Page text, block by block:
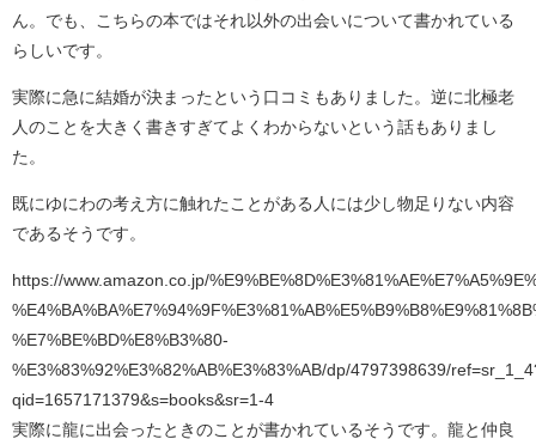
ん。でも、こちらの本ではそれ以外の出会いについて書かれている
らしいです。
実際に急に結婚が決まったという口コミもありました。逆に北極老
人のことを大きく書きすぎてよくわからないという話もありまし
た。
既にゆにわの考え方に触れたことがある人には少し物足りない内容
であるそうです。
https://www.amazon.co.jp/
%E7%BE%BD%E8%B3%80-
%E3%83%92%E3%82%AB%E3%83%AB/dp/4797398639/
qid=1657171379&s=books&sr=1-4
実際に龍に出会ったときのことが書かれているそうです。龍と仲良